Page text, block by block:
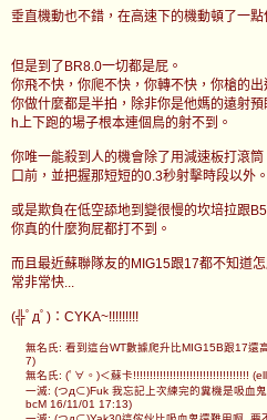
垂直機動也不錯，在高速下的機動頓了一點
但是到了BR8.0一切都是屁。
你飛不快，你爬不快，你轉不快，你槍的出
你做什麼都是半拍，除非你是他媽的遠射
h上下跑的場子根本連個鳥的射不到。
你唯一能殺到人的機會除了用減速板打滾
口前，並把握那短短的0.3秒射擊時段以外。
或是欺負在低空舔地到變很慢的坎培拉跟
你真的什麼狗屁都打不到。
而且最近蘇聯隊友的MIG15跟17都不知道
常非常快...
(╬ﾟдﾟ)：CYKA~!!!!!!!!!
無名氏: 看到這台WT數據爬升比MIG15B跟17
7)
無名氏: (ﾟ∀。)＜蘇卡!!!!!!!!!!!!!!!!!!!!!!!!!!!!!!!!!!!
一滅: (つд⊂)Fuk 我忘記上次練完的糞機是吸血
bcM 16/11/01 17:13)